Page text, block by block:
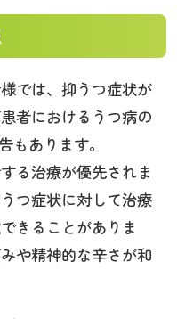
では、抑うつ症状が
者におけるうつ病の
もあります。
る治療が優先されま
つ症状に対して治療
きることがありま
や精神的な辛さが和